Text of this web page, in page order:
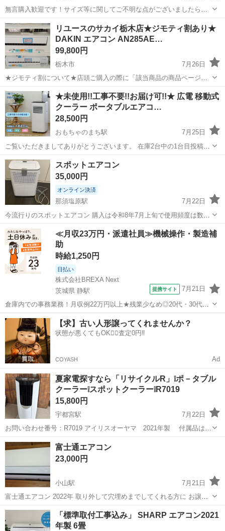
無言購入歓迎です！サイズ等に関してご不明な点がございましたら、
ご遠慮なくお問い合わせください。 郵送のみのご対応となりますので
よろしくお願いします。 北海道、沖縄は別途送料がかかる場合がござ
いますので、該当地域の方はコメ...
栃木 小山市 季節、空調家電 除湿
リユースのサカイ栃木店★ジモティ割あり★
DAKIN エアコン AN285AE…
99,800円
栃木市
7月26日
★ジモティ割について★店頭ご購入の際に「該当商品の商品ページ」
をスタッフまでお見せいただくことでジモティ限定価格（掲載価格の
10%OFF）でご購入が可能です。 ぜひ店頭にてスタッフまでお伝えく
ださいませ。尚お会計後のご申告...
栃木 栃木市 季節、空調家電 サカイ
★未使用!!工事不要!!お届け可!!★ 広電 移動式
クーラー ポータブルエアコ…
28,500円
おもちゃのまち駅
7月25日
ご覧いただきましてありがとうございます。 在庫2台中の1台目投稿で
す！ 夏物家電は季節外れの今がチャンスですよ!! 工事不要ですので、
設置してすぐに使えます!!(^^♪ ※近隣地域であれば無料でお...
栃木 下都賀郡 おもちゃのまち駅
クーラー
スポットエアコン
35,000円
オンライン決済
那須塩原駅
7月22日
今流行りのスポットエアコン 購入は令和8年7月上旬で使用頻度は数回
のみ コンセントがあれば どこでも涼しい風を感じられます^ - ^ サイ
ズ: 幅 約368.5mm × 奥行 約298mm × 高さ 約530mm（重量 約...
栃木 那須塩原市 那須塩原駅 季節、空調家電
≪月収23万円・派遣社員≫機械操作・製造補
助
時給1,250円
日払い
株式会社BREXA Next
茨城県 静駅
提携サイト 7月21日
倉庫内での事務業務！月収例22万円以上★残業少なめ◎20代・30代・
40代の男女活躍中！空調完備で快適作業★食堂利用可◎マイカー通勤
OK◎無料駐車場完備！《茨城県常陸大宮市》 人気の工場のお仕事 ◇
電子部品製造倉庫内の事務...
茨城 常陸大宮市 静駅 その他
【求】古い人形譲ってくれませんか？
状態が悪くてもOK🙆‍♀️査定0円‼️
COYASH Ad
夏家電探すなら「リサイクルR」❕ポ－タブル
クーラー❕スポットクーラー❕R7019
15,800円
宇都宮駅
7月22日
お問い合わせ番号：R7019 アイリスオーヤマ 2021年製 付属品は写
真のものが全てです。 不足のものがありましたら、ご用意をお願いし
ます。 現物確認・購入後10日程度(10日以上は要相談)の取り...
栃木 宇都宮市 宇都宮駅
ヤフーオークション
富士通エアコン
23,000円
小山駅
7月21日
富士通エアコン 2022年 取り外して穴埋めまでしてくれる方に お譲り
します。 現在も良好、よく冷えます。 引越しの為 日付指定とさせて
いただきます。 8月の12日。
栃木 小山市 小山駅 季節、空調家電 譲り
「標準取付工事込み」 SHARP エアコン2021
年製 6畳